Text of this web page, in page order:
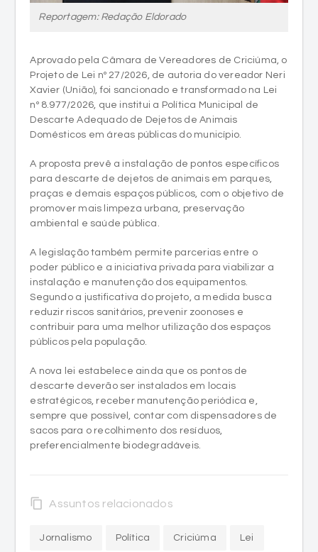
Reportagem: Redação Eldorado
Aprovado pela Câmara de Vereadores de Criciúma, o
Projeto de Lei nº 27/2026, de autoria do vereador Neri
Xavier (União), foi sancionado e transformado na Lei
nº 8.977/2026, que institui a Política Municipal de
Descarte Adequado de Dejetos de Animais
Domésticos em áreas públicas do município.
A proposta prevê a instalação de pontos específicos
para descarte de dejetos de animais em parques,
praças e demais espaços públicos, com o objetivo de
promover mais limpeza urbana, preservação
ambiental e saúde pública.
A legislação também permite parcerias entre o
poder público e a iniciativa privada para viabilizar a
instalação e manutenção dos equipamentos.
Segundo a justificativa do projeto, a medida busca
reduzir riscos sanitários, prevenir zoonoses e
contribuir para uma melhor utilização dos espaços
públicos pela população.
A nova lei estabelece ainda que os pontos de
descarte deverão ser instalados em locais
estratégicos, receber manutenção periódica e,
sempre que possível, contar com dispensadores de
sacos para o recolhimento dos resíduos,
preferencialmente biodegradáveis.
content_copy Assuntos relacionados
Jornalismo Política Criciúma Lei